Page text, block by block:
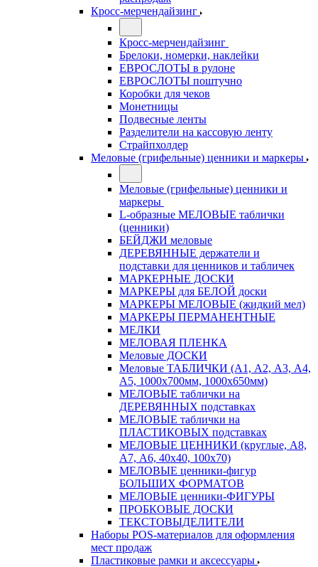
Кросс-мерчендайзинг
Кросс-мерчендайзинг
Брелоки, номерки, наклейки
ЕВРОСЛОТЫ в рулоне
ЕВРОСЛОТЫ поштучно
Коробки для чеков
Монетницы
Подвесные ленты
Разделители на кассовую ленту
Страйпхолдер
Меловые (грифельные) ценники и маркеры
Меловые (грифельные) ценники и
маркеры
L-образные МЕЛОВЫЕ таблички
(ценники)
БЕЙДЖИ меловые
ДЕРЕВЯННЫЕ держатели и
подставки для ценников и табличек
МАРКЕРНЫЕ ДОСКИ
МАРКЕРЫ для БЕЛОЙ доски
МАРКЕРЫ МЕЛОВЫЕ (жидкий мел)
МАРКЕРЫ ПЕРМАНЕНТНЫЕ
МЕЛКИ
МЕЛОВАЯ ПЛЕНКА
Меловые ДОСКИ
Меловые ТАБЛИЧКИ (А1, А2, А3, А4,
А5, 1000х700мм, 1000х650мм)
МЕЛОВЫЕ таблички на
ДЕРЕВЯННЫХ подставках
МЕЛОВЫЕ таблички на
ПЛАСТИКОВЫХ подставках
МЕЛОВЫЕ ЦЕННИКИ (круглые, А8,
А7, А6, 40х40, 100х70)
МЕЛОВЫЕ ценники-фигур
БОЛЬШИХ ФОРМАТОВ
МЕЛОВЫЕ ценники-ФИГУРЫ
ПРОБКОВЫЕ ДОСКИ
ТЕКСТОВЫДЕЛИТЕЛИ
Наборы POS-материалов для оформления
мест продаж
Пластиковые рамки и аксессуары